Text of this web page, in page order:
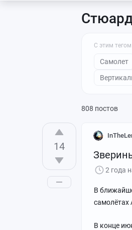
С этим
Самолет
808 постов
14
2 года
В
самолётах
В конце